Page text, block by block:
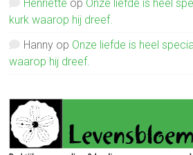
Henriëtte op Onze liefde is heel
kurk waarop hij dreef.
Hanny op Onze liefde is heel
waarop hij dreef.